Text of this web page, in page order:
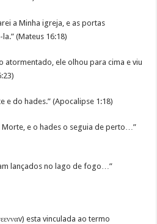
a Minha igreja, e as portas
(Mateus 16:18)
atormentado, ele olhou para cima e viu
e do hades.” (Apocalipse 1:18)
Morte, e o hades o seguia de perto…”
lançados no lago de fogo…”
esta vinculada ao termo